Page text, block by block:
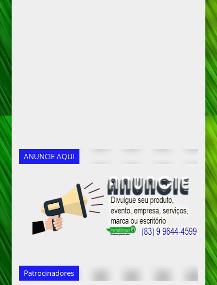
ANUNCIE AQUI
Patrocinadores